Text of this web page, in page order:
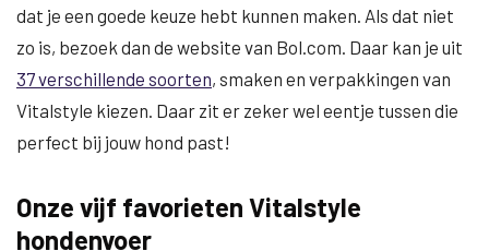
dat je een goede keuze hebt kunnen maken. Als dat niet
zo is, bezoek dan de website van Bol.com. Daar kan je uit
37 verschillende soorten, smaken en verpakkingen van
Vitalstyle kiezen. Daar zit er zeker wel eentje tussen die
perfect bij jouw hond past!
Onze vijf favorieten Vitalstyle
hondenvoer